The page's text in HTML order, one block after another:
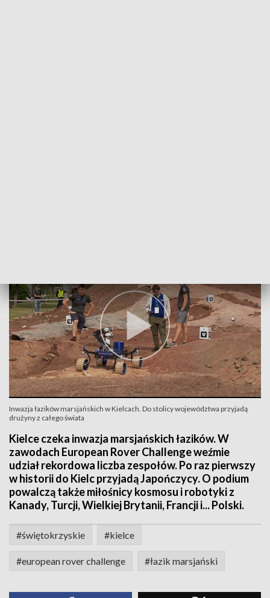
Inwazja łazików marsjańskich w Kielcach. Do stolicy województwa przyjadą
drużyny z całego świata
Kielce czeka inwazja marsjańskich łazików. W
zawodach European Rover Challenge weźmie
udział rekordowa liczba zespołów. Po raz pierwszy
w historii do Kielc przyjadą Japończycy. O podium
powalczą także miłośnicy kosmosu i robotyki z
Kanady, Turcji, Wielkiej Brytanii, Francji i... Polski.
#świętokrzyskie #kielce
#european rover challenge #łazik marsjański